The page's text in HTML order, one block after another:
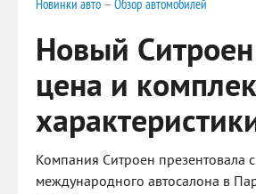
Новинки авто —Обзор автомобилей
Новый
цена и
Компания Ситроен презентовала
международного автосалона в